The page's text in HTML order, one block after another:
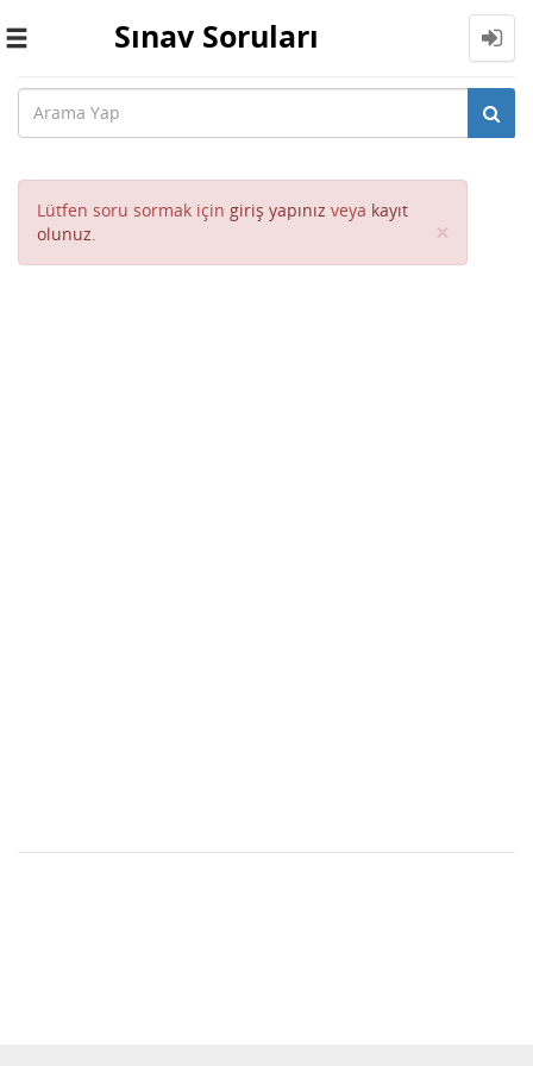
Toggle
Sınav Soruları
Lütfen soru sormak için giriş yapınız veya kayıt
olunuz. ×